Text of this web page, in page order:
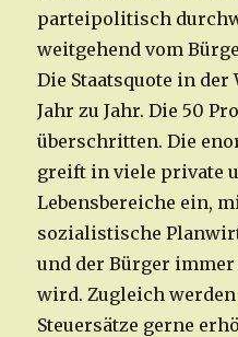
parteipolitisch
weitgehend vom
Die Staatsquote in
Jahr zu Jahr. Die 50
überschritten. Die
greift in viele private
Lebensbereiche ein,
sozialistische
und der Bürger
wird. Zugleich werden
Steuersätze gerne